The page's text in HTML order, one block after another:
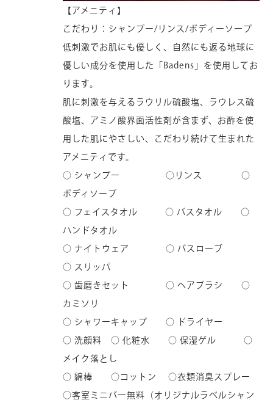
【アメニティ】
こだわり：シャンプー/リンス/ボディーソープ
低刺激でお肌にも優しく、自然にも返る地球に
優しい成分を使用した「Badens」を使用してお
ります。
肌に刺激を与えるラウリル硫酸塩、ラウレス硫
酸塩、アミノ酸界面活性剤が含まず、お酢を使
用した肌にやさしい、こだわり続けて生まれた
アメニティです。
○ シャンプー ○リンス ○
ボディソープ
○ フェイスタオル ○ バスタオル ○
ハンドタオル
○ ナイトウェア ○ バスローブ
○ スリッパ
○ 歯磨きセット ○ ヘアブラシ ○
カミソリ
○ シャワーキャップ ○ ドライヤー
○ 洗顔料 ○ 化粧水 ○ 保湿ゲル ○
メイク落とし
○ 綿棒 ○コットン ○衣類消臭スプレー
○客室ミニバー無料（オリジナルラベルシャン